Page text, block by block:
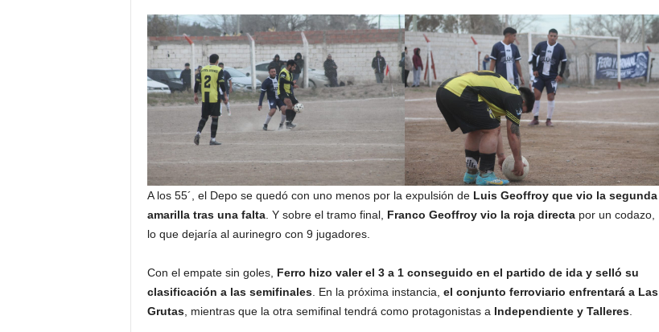
A los 55´, el Depo se quedó con uno menos por la expulsión deLuis Geoffroy que vio la segunda
amarilla tras una falta. Y sobre el tramo final, Franco Geoffroy vio la roja directapor un codazo,
lo que dejaría al aurinegro con 9 jugadores.
Con el empate sin goles, Ferro hizo valer el 3 a 1 conseguido en el partido de ida y selló su
clasificación a las semifinales. En la próxima instancia, el conjunto ferroviario enfrentará a Las
Grutas, mientras que la otra semifinal tendrá como protagonistas a Independiente y Talleres.